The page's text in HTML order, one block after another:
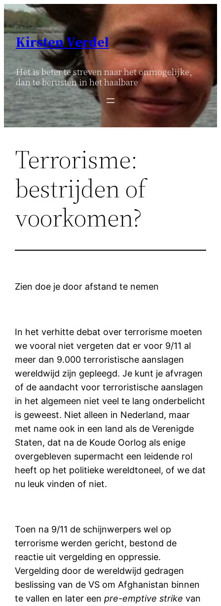
Ga
naar
inhoud
Kirsten Verdel
Het is beter te streven naar het onmogelijke,
dan te berusten in het haalbare
Terrorisme:
bestrijden of
voorkomen?
Zien doe je door afstand te nemen
In het verhitte debat over terrorisme moeten
we vooral niet vergeten dat er voor 9/11 al
meer dan 9.000 terroristische aanslagen
wereldwijd zijn gepleegd. Je kunt je afvragen
of de aandacht voor terroristische aanslagen
in het algemeen niet veel te lang onderbelicht
is geweest. Niet alleen in Nederland, maar
met name ook in een land als de Verenigde
Staten, dat na de Koude Oorlog als enige
overgebleven supermacht een leidende rol
heeft op het politieke wereldtoneel, of we dat
nu leuk vinden of niet.
Toen na 9/11 de schijnwerpers wel op
terrorisme werden gericht, bestond de
reactie uit vergelding en oppressie.
Vergelding door de wereldwijd gedragen
beslissing van de VS om Afghanistan binnen
te vallen en later eenpre-emptive strike van